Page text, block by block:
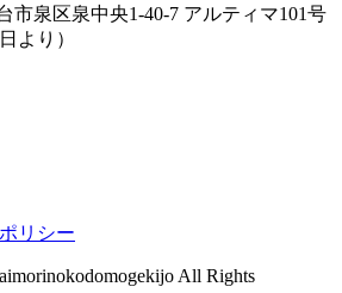
市泉区泉中央1-40-7 アルティマ101号
より）
リシー
All Rights